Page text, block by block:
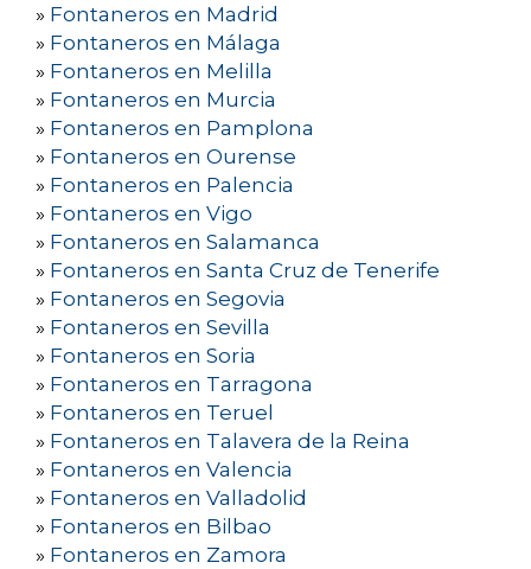
» Fontaneros en Madrid
» Fontaneros en Málaga
» Fontaneros en Melilla
» Fontaneros en Murcia
» Fontaneros en Pamplona
» Fontaneros en Ourense
» Fontaneros en Palencia
» Fontaneros en Vigo
» Fontaneros en Salamanca
» Fontaneros en Santa Cruz de Tenerife
» Fontaneros en Segovia
» Fontaneros en Sevilla
» Fontaneros en Soria
» Fontaneros en Tarragona
» Fontaneros en Teruel
» Fontaneros en Talavera de la Reina
» Fontaneros en Valencia
» Fontaneros en Valladolid
» Fontaneros en Bilbao
» Fontaneros en Zamora